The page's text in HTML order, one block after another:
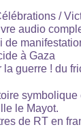
/
audio
de
à Gaza
la guerre ! du
symbolique
le Mayot.
de RT en